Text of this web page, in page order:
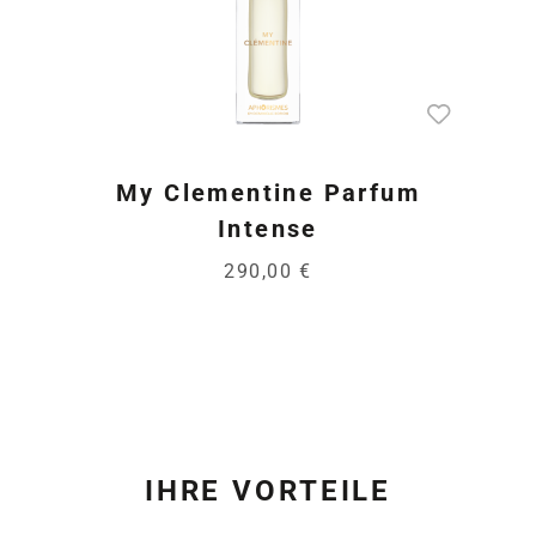
My Clementine Parfum
Intense
290,00 €
IHRE VORTEILE